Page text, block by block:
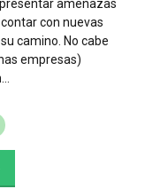
amenazas
con nuevas
camino. No cabe
empresas)